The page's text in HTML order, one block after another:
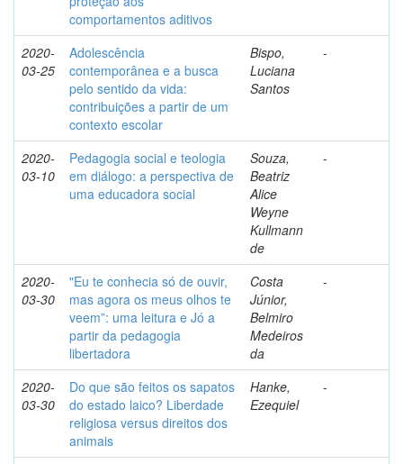
comportamentos aditivos
2020-
03-25
Adolescência
contemporânea e a busca
pelo sentido da vida:
contribuições a partir de um
contexto escolar
Bispo,
Luciana
Santos
-
2020-
03-10
Pedagogia social e teologia
em diálogo: a perspectiva de
uma educadora social
Souza,
Beatriz
Alice
Weyne
Kullmann
de
-
2020-
03-30
"Eu te conhecia só de ouvir,
mas agora os meus olhos te
veem”: uma leitura e Jó a
partir da pedagogia
libertadora
Costa
Júnior,
Belmiro
Medeiros
da
-
2020-
03-30
Do que são feitos os sapatos
do estado laico? Liberdade
religiosa versus direitos dos
animais
Hanke,
Ezequiel
-